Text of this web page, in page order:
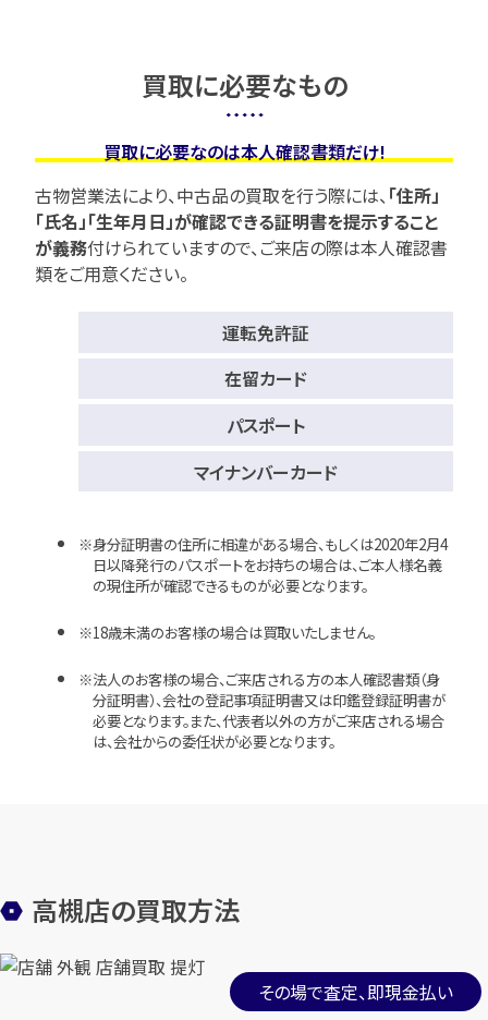
買取に必要なもの
買取に必要なのは本人確認書類だけ!
古物営業法により、中古品の買取を行う際には、 「住所」
「氏名」「生年月日」が確認できる証明書を提示すること
が義務付けられていますので、 ご来店の際は本人確認書
類をご用意ください。
運転免許証
在留カード
パスポート
マイナンバーカード
身分証明書の住所に相違がある場合、もしくは2020年2月4
日以降発行のパスポートをお持ちの場合は、ご本人様名義
の現住所が確認できるものが必要となります。
18歳未満のお客様の場合は買取いたしません。
法人のお客様の場合、ご来店される方の本人確認書類（身
分証明書）、会社の登記事項証明書又は印鑑登録証明書が
必要となります。また、代表者以外の方がご来店される場合
は、会社からの委任状が必要となります。
高槻店の買取方法
その場で査定、即現金払い